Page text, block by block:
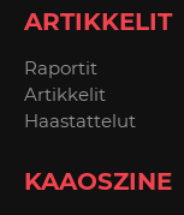
ARTIKKELIT
Raportit
Artikkelit
Haastattelut
KAAOSZINE